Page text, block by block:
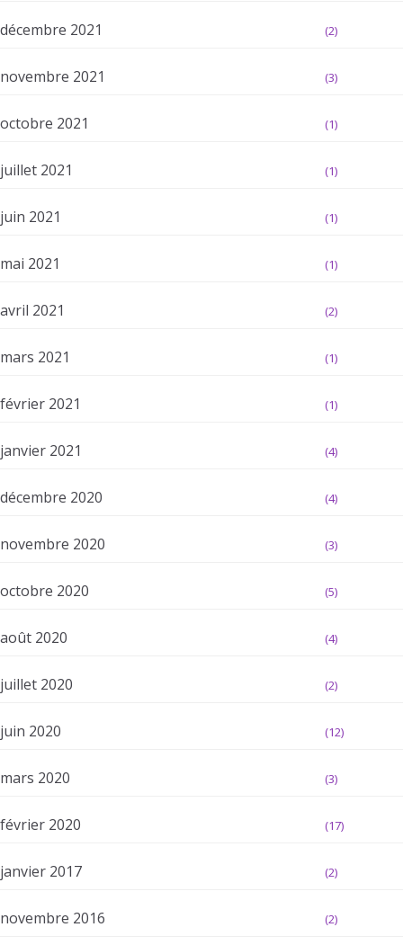
décembre 2021 (2)
novembre 2021 (3)
octobre 2021 (1)
juillet 2021 (1)
juin 2021 (1)
mai 2021 (1)
avril 2021 (2)
mars 2021 (1)
février 2021 (1)
janvier 2021 (4)
décembre 2020 (4)
novembre 2020 (3)
octobre 2020 (5)
août 2020 (4)
juillet 2020 (2)
juin 2020 (12)
mars 2020 (3)
février 2020 (17)
janvier 2017 (2)
novembre 2016 (2)